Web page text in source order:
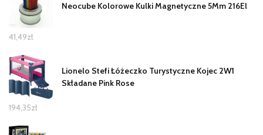
Neocube Kolorowe Kulki Magnetyczne 5Mm 216El
41,49zł
Lionelo Stefi Łóżeczko Turystyczne Kojec 2W1
Składane Pink Rose
194,35zł